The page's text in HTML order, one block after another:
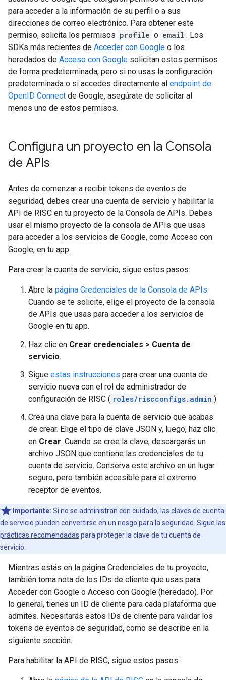
para acceder a la información de su perfil o a sus
direcciones de correo electrónico. Para obtener este
permiso, solicita los permisos profile o email . Los
SDKs más recientes de Acceder con Google o los
heredados de Acceso con Google solicitan estos permisos
de forma predeterminada, pero si no usas la configuración
predeterminada o si accedes directamente al endpoint de
OpenID Connect de Google, asegúrate de solicitar al
menos uno de estos permisos.
Configura un proyecto en la Consola
de APIs
Antes de comenzar a recibir tokens de eventos de
seguridad, debes crear una cuenta de servicio y habilitar la
API de RISC en tu proyecto de la Consola de APIs. Debes
usar el mismo proyecto de la consola de APIs que usas
para acceder a los servicios de Google, como Acceso con
Google, en tu app.
Para crear la cuenta de servicio, sigue estos pasos:
Abre la página Credenciales de la Consola de APIs.
Cuando se te solicite, elige el proyecto de la consola
de APIs que usas para acceder a los servicios de
Google en tu app.
Haz clic en Crear credenciales > Cuenta de
servicio.
Sigue estas instrucciones para crear una cuenta de
servicio nueva con el rol de administrador de
configuración de RISC ( roles/riscconfigs.admin ).
Crea una clave para la cuenta de servicio que acabas
de crear. Elige el tipo de clave JSON y, luego, haz clic
en Crear. Cuando se cree la clave, descargarás un
archivo JSON que contiene las credenciales de tu
cuenta de servicio. Conserva este archivo en un lugar
seguro, pero también accesible para el extremo
receptor de eventos.
Importante: Si no se administran con cuidado, las claves de cuenta
de servicio pueden convertirse en un riesgo para la seguridad. Sigue las
prácticas recomendadas para proteger la clave de tu cuenta de
servicio.
Mientras estás en la página Credenciales de tu proyecto,
también toma nota de los IDs de cliente que usas para
Acceder con Google o Acceso con Google (heredado). Por
lo general, tienes un ID de cliente para cada plataforma que
admites. Necesitarás estos IDs de cliente para validar los
tokens de eventos de seguridad, como se describe en la
siguiente sección.
Para habilitar la API de RISC, sigue estos pasos: